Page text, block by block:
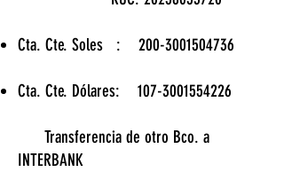
Cta. Cte. Soles : 200-3001504736
Cta. Cte. Dólares: 107-3001554226
Transferencia de otro Bco. a
INTERBANK